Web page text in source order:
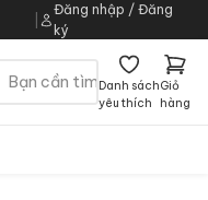
Đăng nhập / Đăng
ký
Danh sách
yêu thích
Giỏ
hàng